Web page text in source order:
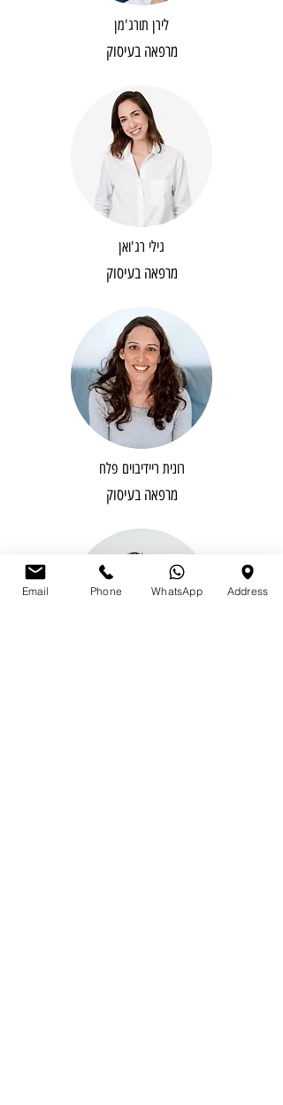
לירן תורג'מן
מרפאה בעיסוק
גילי רג'ואן
מרפאה בעיסוק
רונית ריידיבוים פלח
מרפאה בעיסוק
Email Phone WhatsApp Address